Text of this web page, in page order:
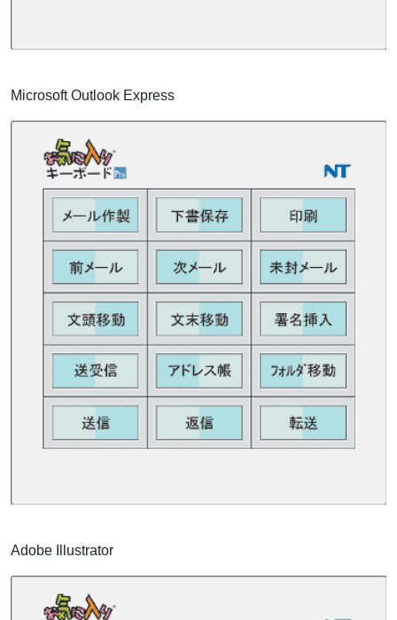
Microsoft Outlook Express
Adobe Illustrator